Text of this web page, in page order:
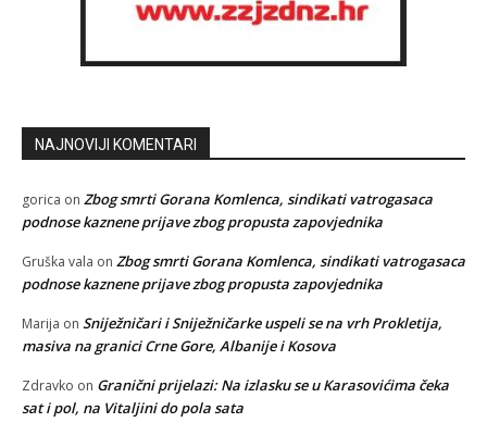
NAJNOVIJI KOMENTARI
gorica on Zbog smrti Gorana Komlenca, sindikati vatrogasaca
podnose kaznene prijave zbog propusta zapovjednika
Gruška vala on Zbog smrti Gorana Komlenca, sindikati vatrogasaca
podnose kaznene prijave zbog propusta zapovjednika
Marija on Sniježničari i Sniježničarke uspeli se na vrh Prokletija,
masiva na granici Crne Gore, Albanije i Kosova
Zdravko on Granični prijelazi: Na izlasku se u Karasovićima čeka
sat i pol, na Vitaljini do pola sata